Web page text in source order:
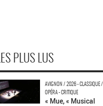
PLUS LUS
AVIGNON / 2026 - CLASSIQUE /
OPÉRA - CRITIQUE
« Mue, « Musical